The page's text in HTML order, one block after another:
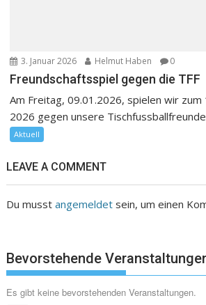
3. Januar 2026 Helmut Haben 0
Freundschaftsspiel gegen die TFF
Am Freitag, 09.01.2026, spielen wir zum
2026 gegen unsere
Aktuell
LEAVE A COMMENT
Du musstangemeldet sein, um einen
Bevorstehende
Es gibt keine bevorstehenden Veranstaltungen.